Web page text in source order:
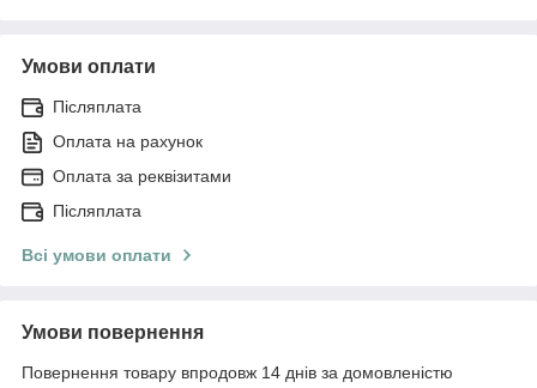
Умови оплати
Післяплата
Оплата на рахунок
Оплата за реквізитами
Післяплата
Всі умови оплати
Умови повернення
Повернення товару впродовж 14 днів за домовленістю